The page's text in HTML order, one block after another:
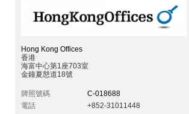
Hong Kong Offices
香港
海富中心第1座703室
金鐘夏慤道18號
牌照號碼
C-018688
電話
+852-31011448